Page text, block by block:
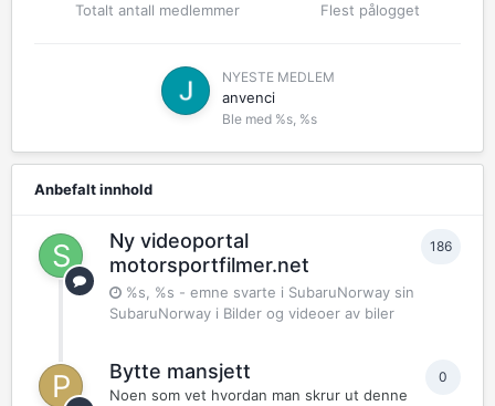
Totalt antall medlemmer Flest pålogget
NYESTE MEDLEM
anvenci
Ble med %s, %s
Anbefalt innhold
186
Ny videoportal
motorsportfilmer.net
%s, %s - emne svarte i SubaruNorway sin
SubaruNorway i Bilder og videoer av biler
0
Bytte mansjett
Noen som vet hvordan man skrur ut denne